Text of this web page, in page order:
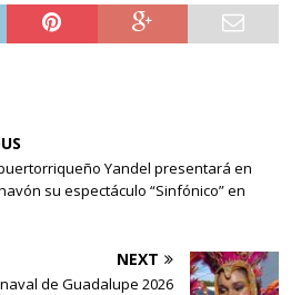
Yandel presentará en
su espectáculo “Sinfónico” en
NEXT
de Guadalupe 2026